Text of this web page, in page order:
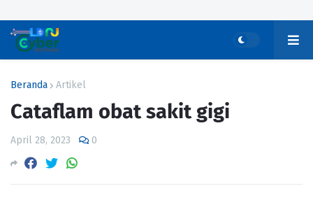
Beranda Artikel
Cataflam obat sakit gigi
April 28, 2023 0